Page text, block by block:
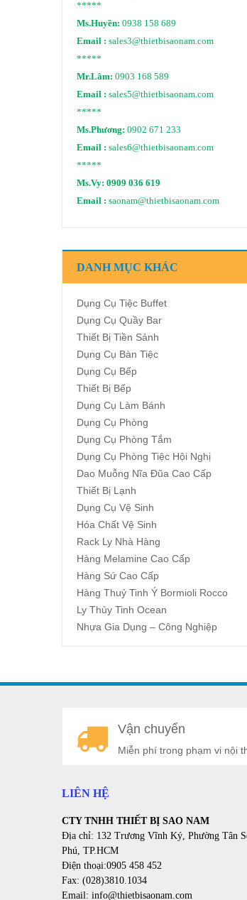
*****
Ms.Huyền: 0938 158 689
Email : sales3@thietbisaonam.com
*****
Mr.Lâm: 0903 168 589
Email : sales5@thietbisaonam.com
*****
Ms.Phương: 0902 671 233
Email : sales6@thietbisaonam.com
*****
Ms.Vy: 0909 036 619
Email : saonam@thietbisaonam.com
DANH MỤC KHÁC
Dụng Cụ Tiệc Buffet
Dụng Cụ Quầy Bar
Thiết Bị Tiền Sảnh
Dụng Cụ Bàn Tiệc
Dụng Cụ Bếp
Thiết Bị Bếp
Dụng Cụ Làm Bánh
Dụng Cụ Phòng
Dụng Cụ Phòng Tắm
Dụng Cụ Phòng Tiệc Hội Nghị
Dao Muỗng Nĩa Đũa Cao Cấp
Thiết Bị Lạnh
Dụng Cụ Vệ Sinh
Hóa Chất Vệ Sinh
Rack Ly Nhà Hàng
Hàng Melamine Cao Cấp
Hàng Sứ Cao Cấp
Hàng Thuỷ Tinh Ý Bormioli Rocco
Ly Thủy Tinh Ocean
Nhựa Gia Dụng – Công Nghiệp
Vận chuyển
Miễn phí trong phạm vi nội
LIÊN HỆ
CTY TNHH THIẾT BỊ SAO NAM
Địa chỉ: 132 Trương Vĩnh Ký, Phường Tân
Phú, TP.HCM
Điện thoại:0905 458 452
Fax: (028)3810.1034
Email: info@thietbisaonam.com